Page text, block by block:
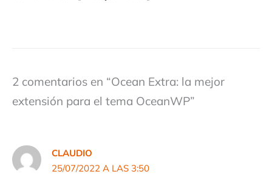
2 comentarios en “Ocean Extra: la mejor
extensión para el tema OceanWP”
CLAUDIO
25/07/2022 A LAS 3:50